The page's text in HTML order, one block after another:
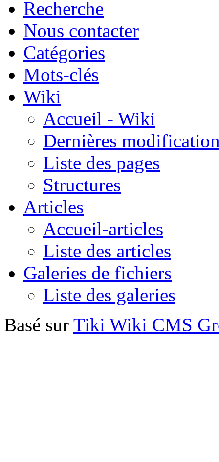
Recherche
Nous contacter
Catégories
Mots-clés
Wiki
Accueil - Wiki
Dernières
Liste des pages
Structures
Articles
Accueil-articles
Liste des articles
Galeries de fichiers
Liste des galeries
Basé sur Tiki Wiki CMS